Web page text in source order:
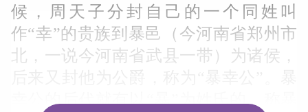
候，周天子分封自己的一个同姓叫
作“幸”的贵族到暴邑（今河南省郑州市
北，一说今河南省武县一带）为诸侯，
幸公的后代就有以“暴”为姓氏的，称暴